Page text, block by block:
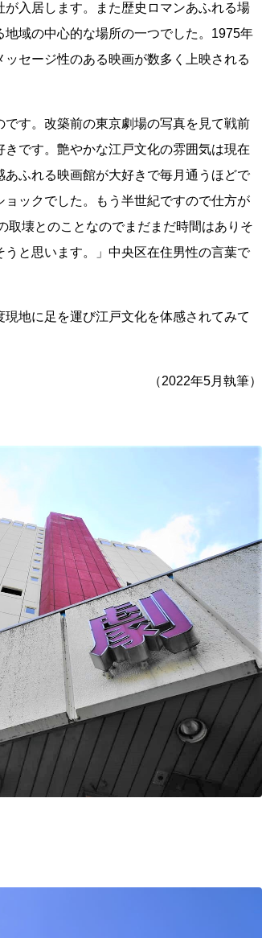
東急8500系
宮城県 秋田県 山形県 福島県
埼玉県 千葉県 東京都 神奈川県
福井県 山梨県 長野県 岐阜県 静岡県
広島県 山口県
入居します。また歴史ロマンあふれる場
域の中心的な場所の一つでした。1975年
セージ性のある映画が数多く上映される
です。改築前の東京劇場の写真を見て戦前
です。艶やかな江戸文化の雰囲気は現在
ふれる映画館が大好きで毎月通うほどで
ックでした。もう半世紀ですので仕方が
取壊とのことなのでまだまだ時間はありそ
と思います。」中央区在住男性の言葉で
地に足を運び江戸文化を体感されてみて
（2022年5月執筆）